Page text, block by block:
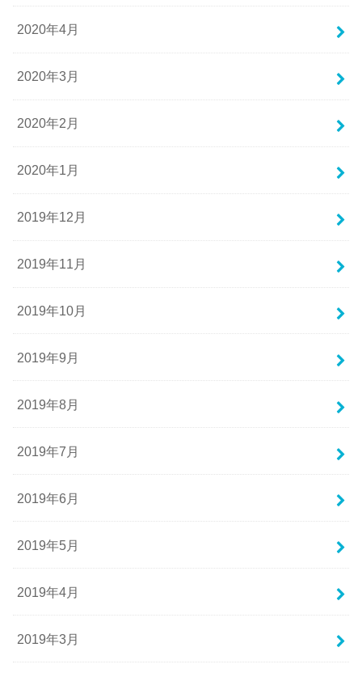
2020年4月
2020年3月
2020年2月
2020年1月
2019年12月
2019年11月
2019年10月
2019年9月
2019年8月
2019年7月
2019年6月
2019年5月
2019年4月
2019年3月